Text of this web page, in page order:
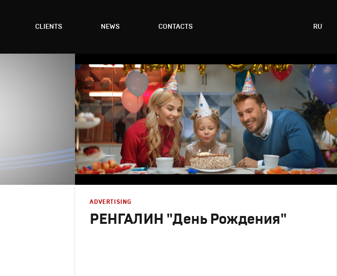
CLIENTS NEWS CONTACTS RU
РЕНГАЛИН "День Рождения"
ADVERTISING